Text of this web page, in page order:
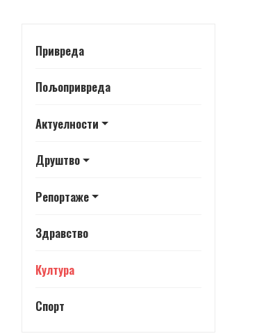
Привреда
Пољопривреда
Актуелности
Друштво
Репортаже
Здравство
Култура
Спорт